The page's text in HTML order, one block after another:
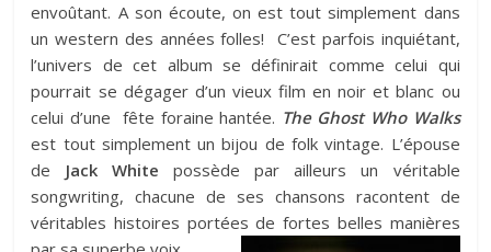
envoûtant. A son écoute, on est tout simplement dans
un western des années folles! C’est parfois inquiétant,
l’univers de cet album se définirait comme celui qui
pourrait se dégager d’un vieux film en noir et blanc ou
celui d’une fête foraine hantée. The Ghost Who Walks
est tout simplement un bijou de folk vintage. L’épouse
de Jack White possède par ailleurs un véritable
songwriting, chacune de ses chansons racontent de
véritables histoires portées de fortes belles manières